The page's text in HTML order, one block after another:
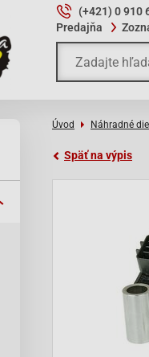
(+421) 0 910
Predajňa
Úvod Náhradné
Späť na výpis